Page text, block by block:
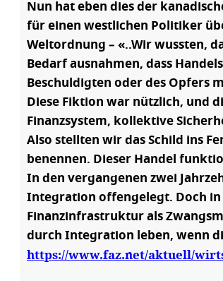
Nun hat eben dies der
für einen westlichen Politiker
Weltordnung – «..Wir wussten,
Bedarf ausnahmen, dass
Beschuldigten oder des Opfers
Diese Fiktion war nützlich, und
Finanzsystem, kollektive
Also stellten wir das Schild ins
benennen. Dieser Handel
In den vergangenen zwei
Integration offengelegt. Doch in
Finanzinfrastruktur als
durch Integration leben, wenn
https://www.faz.net/aktuell/